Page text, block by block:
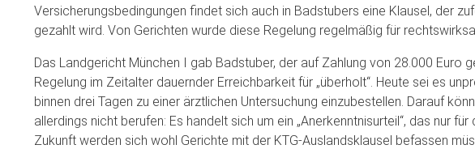
Versicherungsbedingungen findet sich auch in Badstubers eine Klausel, der
gezahlt wird. Von Gerichten wurde diese Regelung regelmäßig für
Das Landgericht München I gab Badstuber, der auf Zahlung von 28.000 Euro
Regelung im Zeitalter dauernder Erreichbarkeit für „überholt“. Heute sei es
binnen drei Tagen zu einer ärztlichen Untersuchung einzubestellen. Darauf
allerdings nicht berufen: Es handelt sich um ein „Anerkenntnisurteil“, das nur
Zukunft werden sich wohl Gerichte mit der KTG-Auslandsklausel befassen